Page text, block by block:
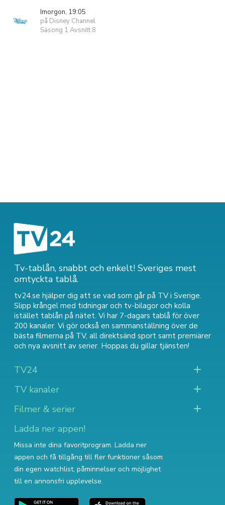
Imorgon, 19:05
på Disney Channel
Säsong 1 Avsnitt 8
Tv-tablån, snabbt och enkelt! Sveriges mest
omtyckta tablå.
tv24.se hjälper dig att se vad som går på TV i Sverige.
Slipp krångel med tidningar och tv-bilagor och kolla
istället tablån på nätet. Vi har 7-dagars tablå för över
200 kanaler. Vi gör också en sammanställning över de
bästa filmerna på TV, all direktsänd sport samt premiärer
och nya avsnitt av serier. Hoppas du gillar tjänsten!
TV24
TV kanaler
Filmer & serier
Ladda ner appen!
Missa inte dina favoritprogram. Ladda ner
appen och få tillgång till fler funktioner såsom
din egen watchlist, påminnelser och möjlighet
till en annonsfri upplevelse.